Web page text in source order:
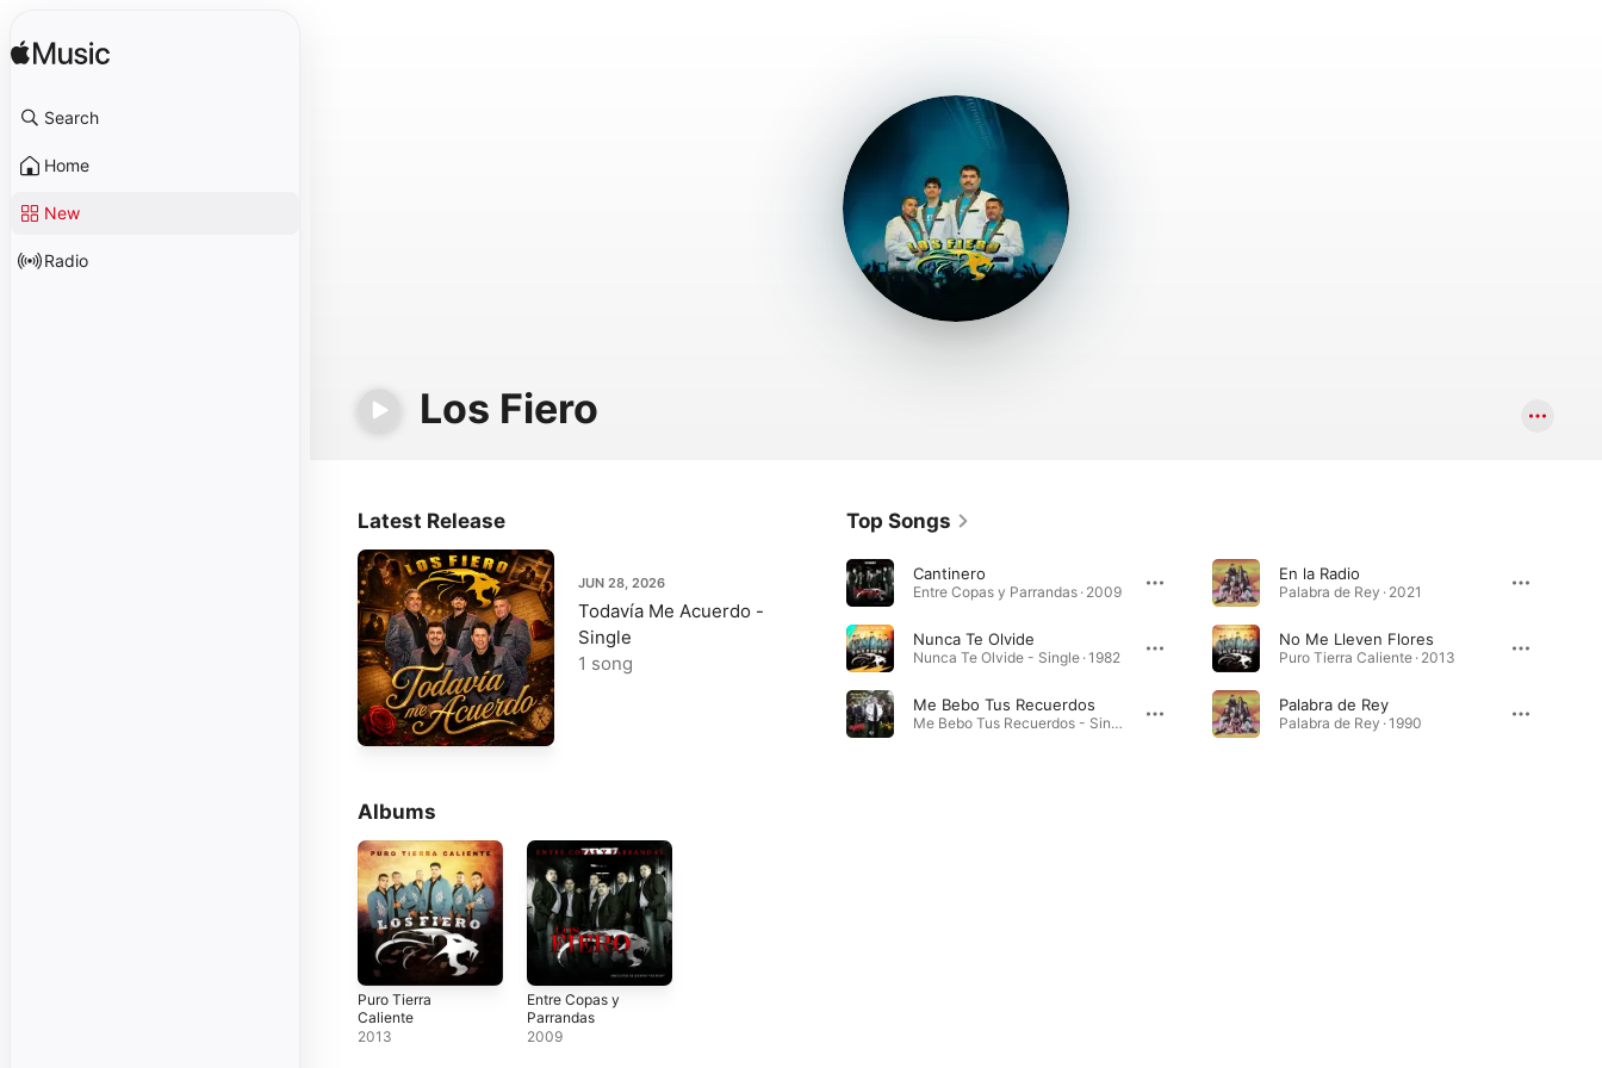
Search
Home
New
Radio
Los Fiero
Latest Release
JUN 28, 2026
Todavía Me Acuerdo -
Single
1 song
Top Songs
Cantinero
Entre Copas y Parrandas · 2009
Nunca Te Olvide
Nunca Te Olvide - Single · 1982
Me Bebo Tus Recuerdos
Me Bebo Tus Recuerdos - Single · 2023
En la Radio
Palabra de Rey · 2021
No Me Lleven Flores
Puro Tierra Caliente · 2013
Palabra de Rey
Palabra de Rey · 1990
Albums
Puro Tierra
Caliente
2013
Entre Copas y
Parrandas
2009